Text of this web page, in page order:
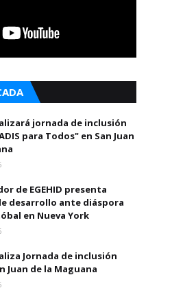
jornada de inclusión
para Todos" en San Juan
de EGEHID presenta
desarrollo ante diáspora
en Nueva York
Jornada de inclusión
Juan de la Maguana